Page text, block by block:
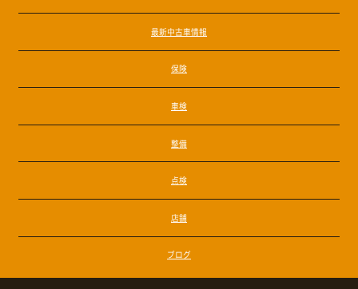
最新中古車情報
保険
車検
整備
点検
店舗
ブログ